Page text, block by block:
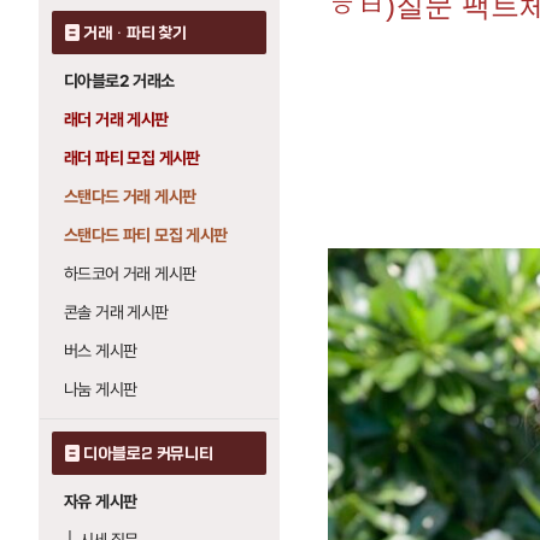
거래 · 파티 찾기
디아블로2 거래소
래더 거래 게시판
래더 파티 모집 게시판
스탠다드 거래 게시판
스탠다드 파티 모집 게시판
하드코어 거래 게시판
콘솔 거래 게시판
버스 게시판
나눔 게시판
디아블로2 커뮤니티
자유 게시판